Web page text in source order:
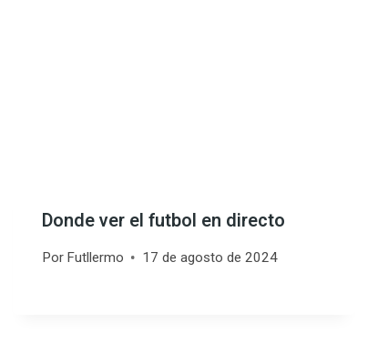
Donde ver el futbol en directo
Por Futllermo 17 de agosto de 2024